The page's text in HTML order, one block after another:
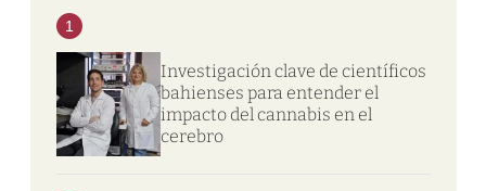
1
Investigación clave de científicos
bahienses para entender el
impacto del cannabis en el
cerebro